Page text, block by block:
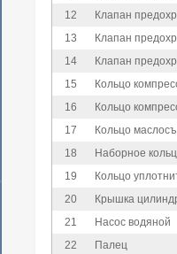
12
Клапан
13
Клапан
14
Клапан
15
Кольцо
16
Кольцо
17
Кольцо
18
Наборное
19
Кольцо
20
Крышка
21
Насос водяной
22
Палец